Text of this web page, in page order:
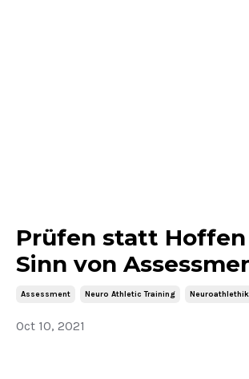
Prüfen statt Hoffen
Sinn von
Assessment Neuro Athletic Training Neuroathlethik
Oct 10, 2021